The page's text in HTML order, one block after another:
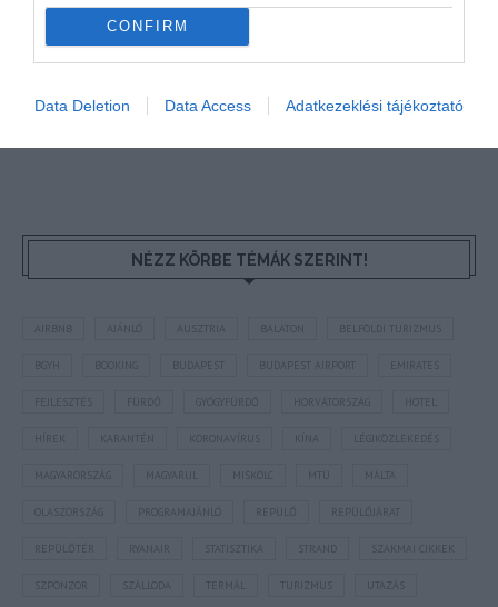
CONFIRM
Data Deletion Data Access Adatkezeklési tájékoztató
KÖZÖSSÉGÜNK TÉGED IS VÁR!
NÉZZ KÖRBE TÉMÁK SZERINT!
AUSZTRIA BALATON BELFÖLDI TURIZMUS
BUDAPEST BUDAPEST AIRPORT EMIRATES
FEJLESZTÉS HORVÁTORSZÁG HOTEL
KARANTÉN LÉGIKÖZLEKEDÉS
MAGYARORSZÁG MTÜ MÁLTA
OLASZORSZÁG REPÜLŐJÁRAT
REPÜLŐTÉR STATISZTIKA STRAND SZAKMAI CIKKEK
SZPONZOR SZÁLLODA TERMÁL TURIZMUS UTAZÁS